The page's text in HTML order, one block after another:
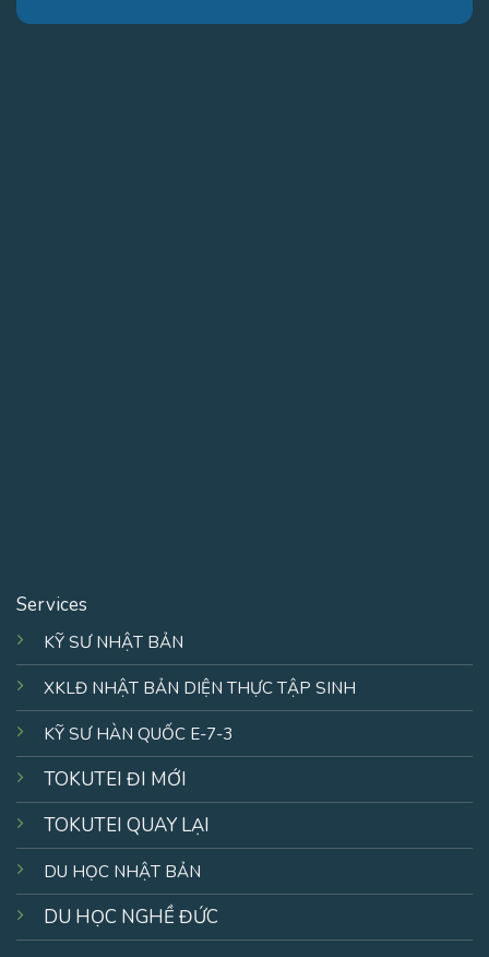
Services
KỸ SƯ NHẬT BẢN
XKLĐ NHẬT BẢN DIỆN THỰC TẬP SINH
KỸ SƯ HÀN QUỐC E-7-3
TOKUTEI ĐI MỚI
TOKUTEI QUAY LẠI
DU HỌC NHẬT BẢN
DU HỌC NGHỀ ĐỨC